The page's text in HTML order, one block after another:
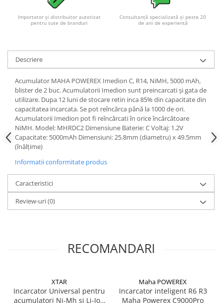
Cabluri de incarcare vehicule
electrice
Accesorii
Turbine eoliene pentru casă
Acumulatori VRLA AGM/GEL /
Tractiune / LiFePo4
Baterii si acumulatori gel si VRLA
6-12 V
Baterii si acumulatori AGM VRLA
de 6-12 V
Acumulatori Moto, ATV
GEL
AGM
Li-Ion
SLA AGM (Sealed Lead Acid)
Pachete acumulatori VRLA
Sisteme de management (BMS)
Importator și distribuitor autorizat
pentru sute de branduri
Consultanță specializată și peste 20
de ani de experiență
Descriere
Acumulator MAHA POWEREX Imedion C, R14, NiMH, 5000 mAh,
blister de 2 buc. Acumulatorii Imedion sunt preincarcati şi gata de
utilizare. Dupa 12 luni de stocare retin inca 85% din capacitate din
capacitatea incarcata. Se pot reîncărca până la 1000 de ori.
Acumulatorii Imedion pot fi reîncărcati în orice încărcătoare
NiMH. Model: MHRDC2 Dimensiune Baterie: C Voltaj: 1.2V
Capacitate: 5000mAh Dimensiuni: 25.8mm (diametru) x 49.5mm
(înălţime)
Informatii conformitate produs
Caracteristici
Review-uri(0)
RECOMANDARI
XTAR
Incarcator Universal pentru
acumulatori Ni-Mh si Li-Ion
Maha POWEREX
Incarcator inteligent R6 R3
Maha Powerex C9000Pro